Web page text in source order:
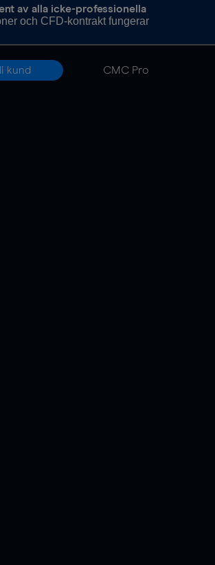
av alla icke-professionella
och CFD-kontrakt fungerar
kund CMC Pro